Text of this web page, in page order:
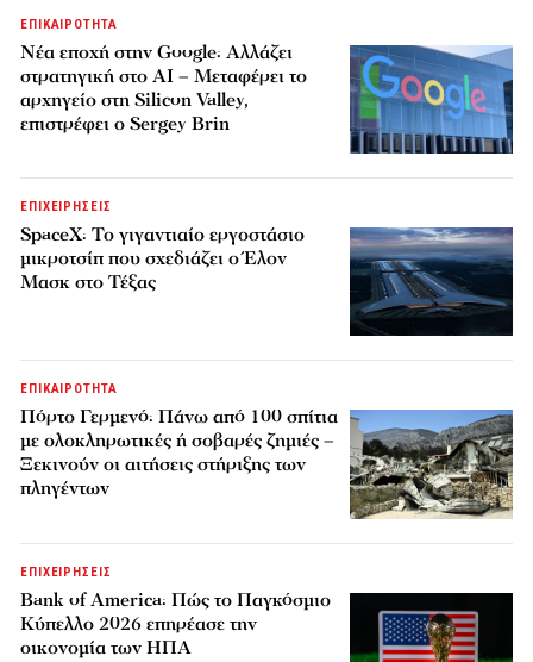
ΕΠΙΚΑΙΡΟΤΗΤΑ
Νέα εποχή στην Google: Αλλάζει
στρατηγική στο AI – Μεταφέρει το
αρχηγείο στη Silicon Valley,
επιστρέφει ο Sergey Brin
ΕΠΙΧΕΙΡΗΣΕΙΣ
SpaceX: Το γιγαντιαίο εργοστάσιο
μικροτσίπ που σχεδιάζει ο Έλον
Μασκ στο Τέξας
ΕΠΙΚΑΙΡΟΤΗΤΑ
Πόρτο Γερμενό: Πάνω από 100 σπίτια
με ολοκληρωτικές ή σοβαρές ζημιές –
Ξεκινούν οι αιτήσεις στήριξης των
πληγέντων
ΕΠΙΧΕΙΡΗΣΕΙΣ
Bank of America: Πώς το Παγκόσμιο
Κύπελλο 2026 επηρέασε την
οικονομία των ΗΠΑ